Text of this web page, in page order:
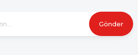
Gönder